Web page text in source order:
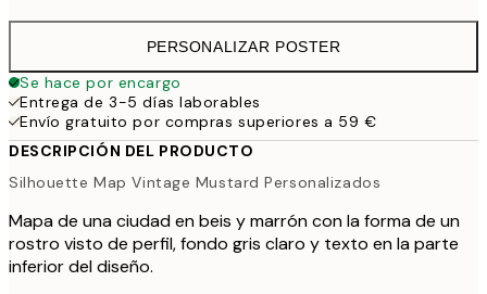
PERSONALIZAR POSTER
Se hace por encargo
Entrega de 3-5 días laborables
Envío gratuito por compras superiores a 59 €
DESCRIPCIÓN DEL PRODUCTO
Silhouette Map Vintage Mustard Personalizados
Mapa de una ciudad en beis y marrón con la forma de un
rostro visto de perfil, fondo gris claro y texto en la parte
inferior del diseño.